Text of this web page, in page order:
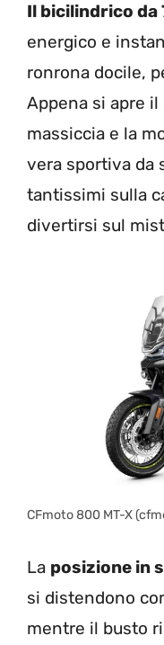
Il bicilindrico da
energico e
ronrona docile,
Appena si apre
massiccia e la
vera sportiva da
tantissimi sulla
divertirsi sul
CFmoto 800 MT-X
La posizione in
si distendono
mentre il busto